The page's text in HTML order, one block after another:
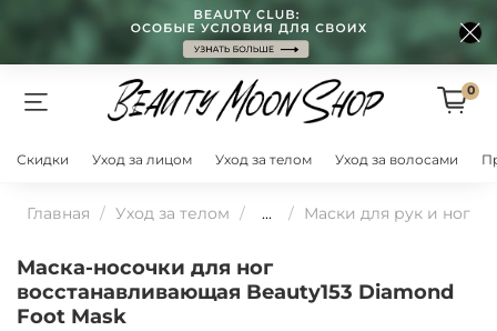
0
Скидки Уход за лицом Уход за телом Уход за волосами
Главная Уход за телом ... Маски для рук и ног
Маска-носочки для ног
восстанавливающая Beauty153 Diamond
Foot Mask